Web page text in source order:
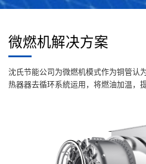
微燃机解决方案
沈氏节能公司为微燃机模式作为铜管认
热器器去循环系統运用，将燃油加温，